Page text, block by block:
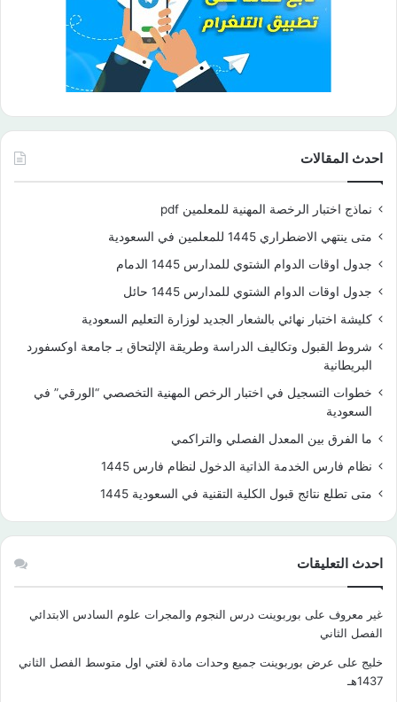
احدث المقالات
نماذج اختبار الرخصة المهنية للمعلمين pdf
متى ينتهي الاضطراري 1445 للمعلمين في السعودية
جدول اوقات الدوام الشتوي للمدارس 1445 الدمام
جدول اوقات الدوام الشتوي للمدارس 1445 حائل
كليشة اختبار نهائي بالشعار الجديد لوزارة التعليم السعودية
شروط القبول وتكاليف الدراسة وطريقة الإلتحاق بـ جامعة اوكسفورد
البريطانية
خطوات التسجيل في اختبار الرخص المهنية التخصصي “الورقي” في
السعودية
ما الفرق بين المعدل الفصلي والتراكمي
نظام فارس الخدمة الذاتية الدخول لنظام فارس 1445
متى تطلع نتائج قبول الكلية التقنية في السعودية 1445
احدث التعليقات
غير معروف على بوربوينت درس النجوم والمجرات علوم السادس الابتدائي
الفصل الثاني
خليج على عرض بوربوينت جميع وحدات مادة لغتي اول متوسط الفصل الثاني
1437هـ